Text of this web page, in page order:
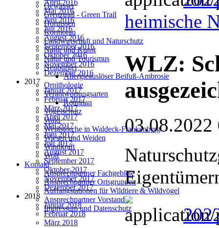
Gewässer
Grenztrail - Green Trail
Hornissen
Kormoran
Landwirtschaft und Naturschutz
Natur und Kunst
Natur und Tourismus
Neubürger
Allergieauslöser Beifuß-Ambrosie
Ornithologie
Verantwortungsarten
Rotmilan
Vogelschutz
Wald
Weißstörche in Waldeck-Frankenberg
Wiesen und Weiden
Windkraft
Wolf
Kontakt
Ansprechpartner Fachgebiete
Ansprechpartner Ortsgruppen
Auffangstationen für Wildtiere & Wildvögel
Ansprechpartner Vorstand
Impressum und Datenschutz
April 2016
Mai 2016
Juni 2016
Juli 2016
August 2016
September 2016
Oktober 2016
November 2016
Dezember 2016
2017
Januar 2017
Februar 2017
März 2017
April 2017
Mai 2017
Juni 2017
Juli 2017
August 2017
September 2017
Oktober 2017
November 2017
Dezember 2017
2018
Januar 2018
Februar 2018
März 2018
heimische
WLZ:
03.08.2022